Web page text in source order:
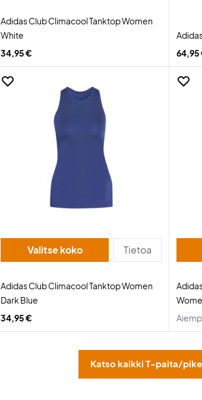
Adidas Club Climacool Tanktop Women
White
34,95 €
64,95
Valitse koko Tietoa
Adidas Club Climacool Tanktop Women
Dark Blue
34,95 €
Katso kaikki T-paita/